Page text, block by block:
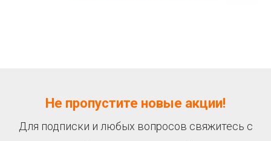
Не пропустите новые акции!
Для подписки и любых вопросов свяжитесь с